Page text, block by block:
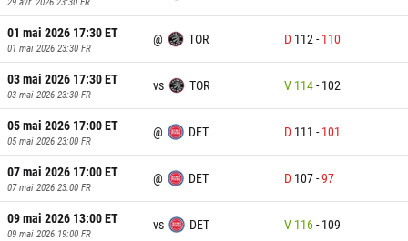
01 mai 2026 17:30ET
01 mai 2026 23:30 FR
@ TOR D 112- 110
03 mai 2026 17:30ET
03 mai 2026 23:30 FR
vs TOR V 114- 102
05 mai 2026 17:00ET
05 mai 2026 23:00 FR
@ DET D 111 - 101
07 mai 2026 17:00ET
07 mai 2026 23:00 FR
@ DET D 107-97
09 mai 2026 13:00ET
09 mai 2026 19:00 FR
vs DET V 116- 109